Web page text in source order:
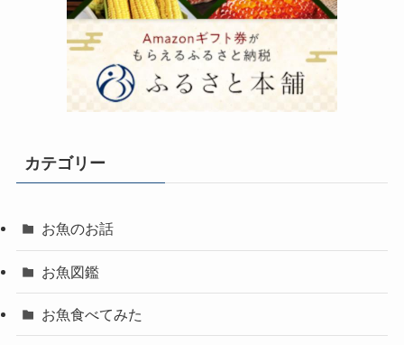
カテゴリー
お魚のお話
お魚図鑑
お魚食べてみた